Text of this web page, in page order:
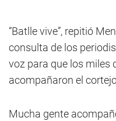
“Batlle vive”, repitió
consulta de los
voz para que los miles
acompañaron el
Mucha gente